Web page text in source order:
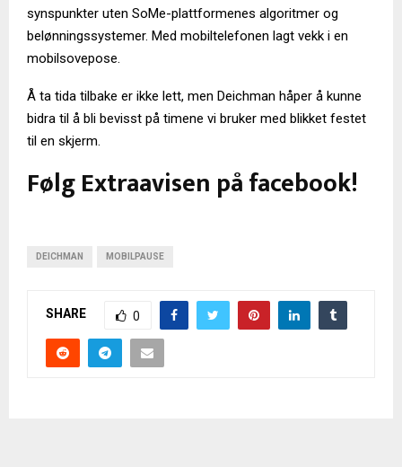
synspunkter uten SoMe-plattformenes algoritmer og
belønningssystemer. Med mobiltelefonen lagt vekk i en
mobilsovepose.
Å ta tida tilbake er ikke lett, men Deichman håper å kunne
bidra til å bli bevisst på timene vi bruker med blikket festet
til en skjerm.
Følg Extraavisen på facebook!
DEICHMAN MOBILPAUSE
SHARE 0